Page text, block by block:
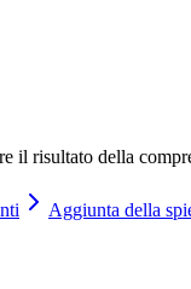
il risultato della
Aggiunta della